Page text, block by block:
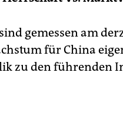
gemessen am
für China
zu den führenden